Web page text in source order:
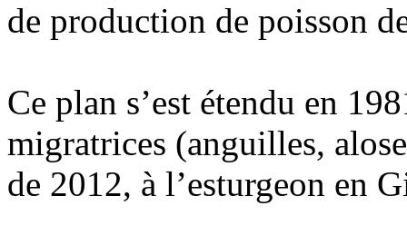
de production de poisson
Ce plan s’est étendu en
migratrices (anguilles,
de 2012, à l’esturgeon en